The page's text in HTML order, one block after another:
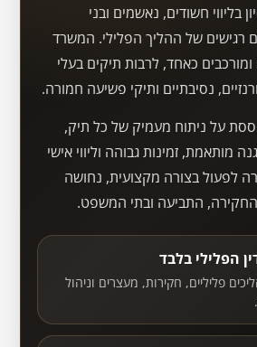
בליווי חשודים, נאשמים ובני
רגישים של ההליך הפלילי. המשרד
כאחד, לרבות תיקים בעלי
נסיבתיים ותיקי פשיעה חמורה.
על ניתוח מעמיק של כל תיק,
מותאמת, זמינות גבוהה וליווי אישי
לפעול בצורה מקצועית, נחושה
החקירה, התביעה ובתי המשפט.
הפלילי בלבד
פליליים, חקירות, מעצרים וניהול